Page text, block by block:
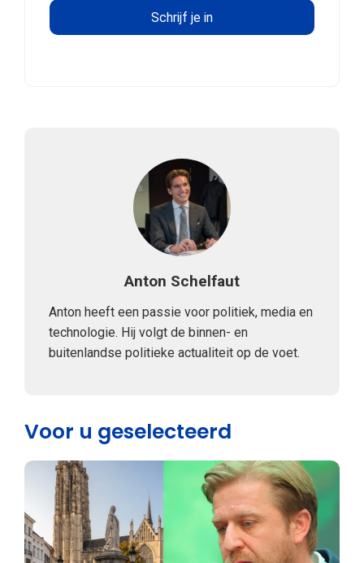
Anton Schelfaut
Anton heeft een passie voor politiek, media en
technologie. Hij volgt de binnen- en
buitenlandse politieke actualiteit op de voet.
Voor u geselecteerd